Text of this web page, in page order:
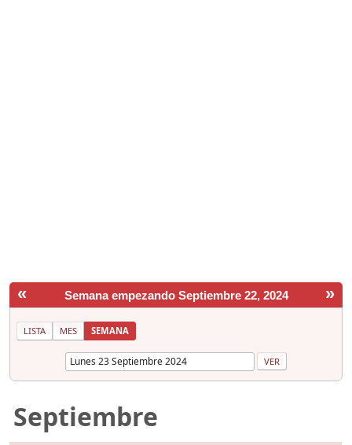
« »
Semana empezando Septiembre 22, 2024
LISTA MES SEMANA
Septiembre